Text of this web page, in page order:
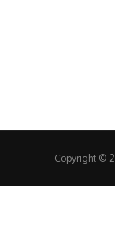
Copyright ©